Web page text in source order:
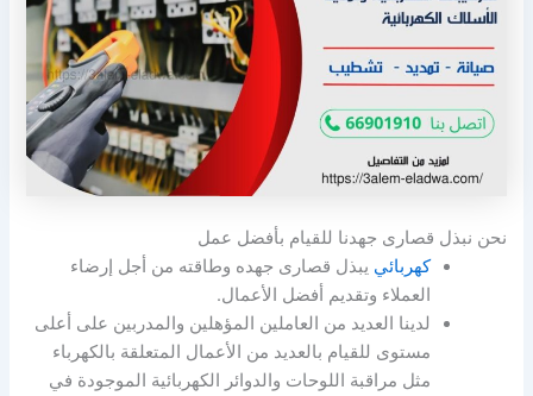
نحن نبذل قصارى جهدنا للقيام بأفضل عمل
كهربائي يبذل قصارى جهده وطاقته من أجل إرضاء
العملاء وتقديم أفضل الأعمال.
لدينا العديد من العاملين المؤهلين والمدربين على أعلى
مستوى للقيام بالعديد من الأعمال المتعلقة بالكهرباء
مثل مراقبة اللوحات والدوائر الكهربائية الموجودة في